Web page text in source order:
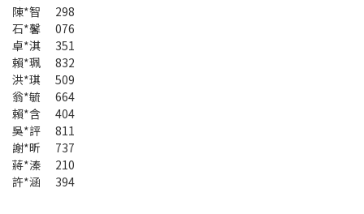
陳*智 298
石*馨 076
卓*淇 351
賴*珮 832
洪*琪 509
翁*毓 664
賴*含 404
吳*評 811
謝*昕 737
蔣*溱 210
許*涵 394